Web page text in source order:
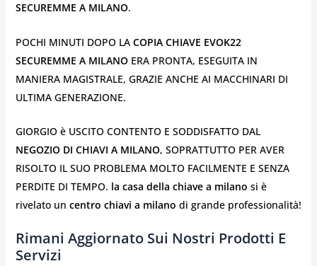
SECUREMME A MILANO.
POCHI MINUTI DOPO LA COPIA CHIAVE EVOK22
SECUREMME A MILANO ERA PRONTA, ESEGUITA IN
MANIERA MAGISTRALE, GRAZIE ANCHE AI MACCHINARI DI
ULTIMA GENERAZIONE.
GIORGIO è USCITO CONTENTO E SODDISFATTO DAL
NEGOZIO DI CHIAVI A MILANO, SOPRATTUTTO PER AVER
RISOLTO IL SUO PROBLEMA MOLTO FACILMENTE E SENZA
PERDITE DI TEMPO. la casa della chiave a milano si è
rivelato un centro chiavi a milano di grande professionalità!
Rimani Aggiornato Sui Nostri Prodotti E
Servizi